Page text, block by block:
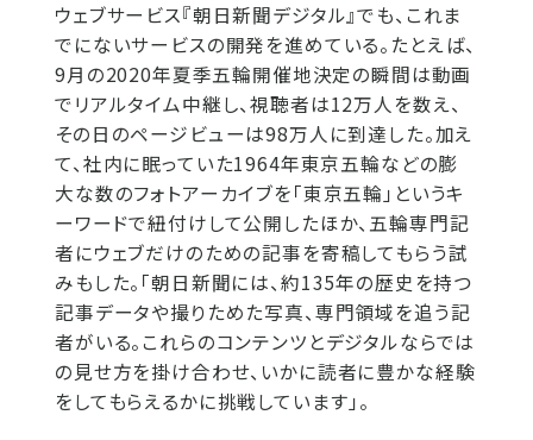
ウェブサービス『朝日新聞デジタル』でも、これま
でにないサービスの開発を進めている。たとえば、
9月の2020年夏季五輪開催地決定の瞬間は動画
でリアルタイム中継し、視聴者は12万人を数え、
その日のページビューは98万人に到達した。加え
て、社内に眠っていた1964年東京五輪などの膨
大な数のフォトアーカイブを「東京五輪」というキ
ーワードで紐付けして公開したほか、五輪専門記
者にウェブだけのための記事を寄稿してもらう試
みもした。「朝日新聞には、約135年の歴史を持つ
記事データや撮りためた写真、専門領域を追う記
者がいる。これらのコンテンツとデジタルならでは
の見せ方を掛け合わせ、いかに読者に豊かな経験
をしてもらえるかに挑戦しています」。